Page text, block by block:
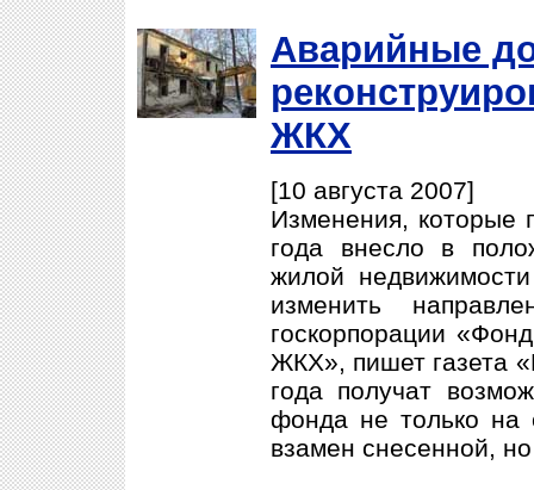
Аварийные
ЖКХ
[10 августа 2007]
Изменения, которые
года внесло в
жилой
изменить
госкорпорации
ЖКХ», пишет газета
года получат
фонда не только на
взамен снесенной,